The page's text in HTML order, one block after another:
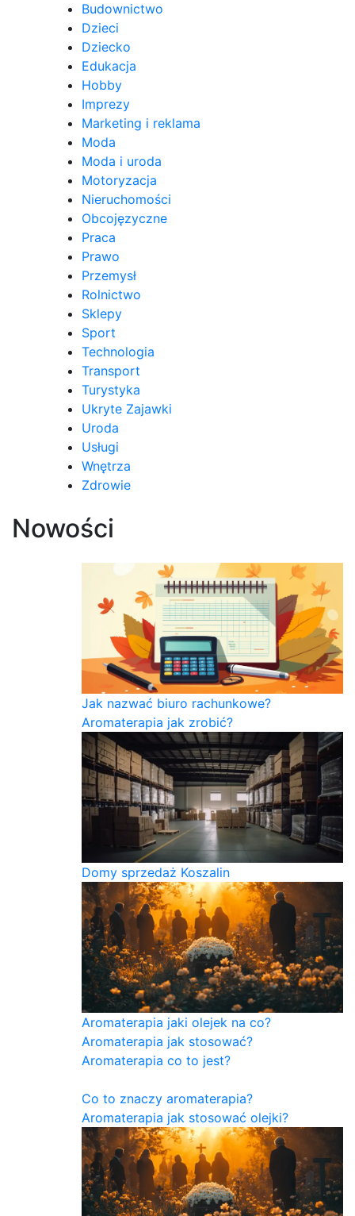
Budownictwo
Dzieci
Dziecko
Edukacja
Hobby
Imprezy
Marketing i reklama
Moda
Moda i uroda
Motoryzacja
Nieruchomości
Obcojęzyczne
Praca
Prawo
Przemysł
Rolnictwo
Sklepy
Sport
Technologia
Transport
Turystyka
Ukryte Zajawki
Uroda
Usługi
Wnętrza
Zdrowie
Nowości
Jak nazwać biuro rachunkowe?
Aromaterapia jak zrobić?
Domy sprzedaż Koszalin
Aromaterapia jaki olejek na co?
Aromaterapia jak stosować?
Aromaterapia co to jest?
Co to znaczy aromaterapia?
Aromaterapia jak stosować olejki?